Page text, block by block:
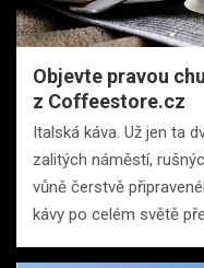
Objevte pravou
z Coffeestore.cz
Italská káva. Už jen ta
zalitých náměstí,
vůně čerstvě
kávy po celém světě